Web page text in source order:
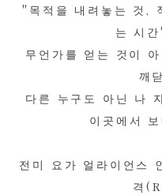
"목적을 내려놓는 것,
는 시
무언가를 얻는 것이
깨
다른 누구도 아닌 나
이곳에서
전미 요가 얼라이언스
격